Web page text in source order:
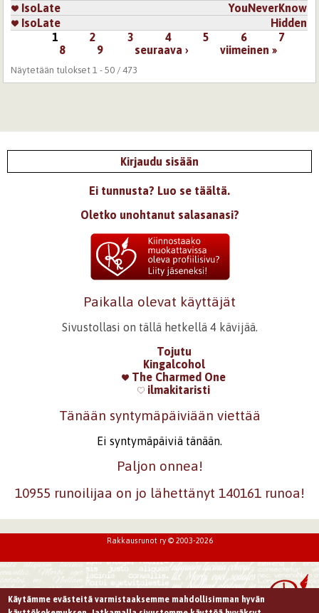
IsoLate
YouNeverKnow
IsoLate
Hidden
1 2 3 4 5 6
7
8
9 seuraava › viimeinen »
Näytetään tulokset 1 - 50 / 473
Kirjaudu sisään
Ei tunnusta? Luo se täältä.
Oletko unohtanut salasanasi?
Paikalla olevat käyttäjät
Sivustollasi on tällä hetkellä 4 kävijää.
Tojutu
Kingalcohol
The Charmed One
ilmakitaristi
Tänään syntymäpäiviään viettää
Ei syntymäpäiviä tänään.
Paljon onnea!
10955 runoilijaa on jo lähettänyt 140161 runoa!
Rakkausrunot ry © 2003-2026
Käytämme evästeitä varmistaaksemme mahdollisimman hyvän